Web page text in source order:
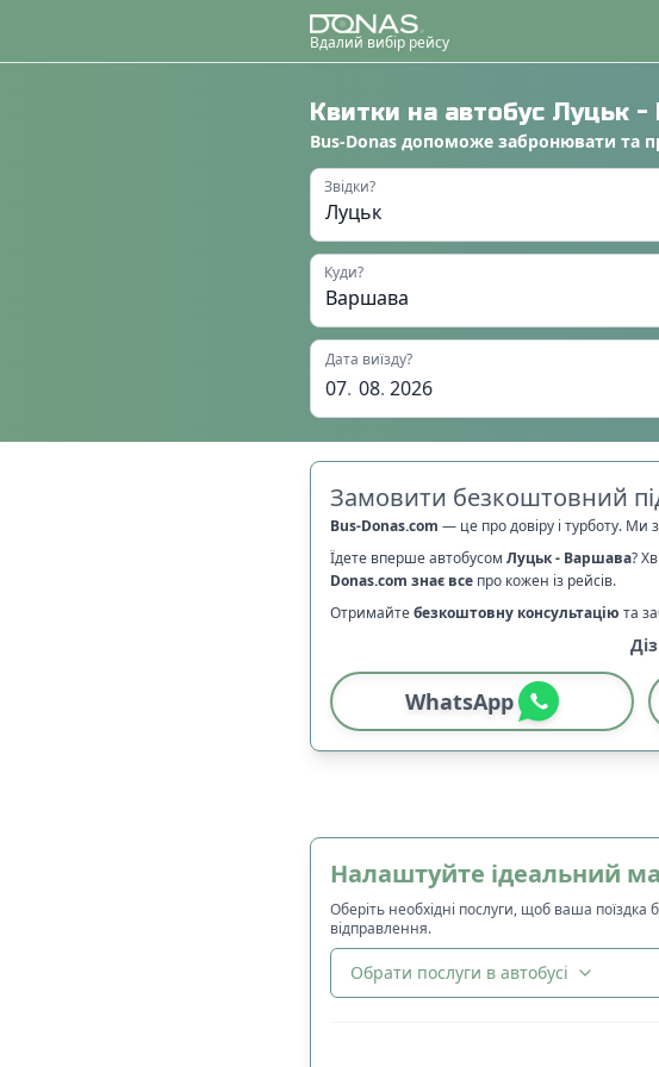
Вдалий вибір рейсу
Квитки на автобус Луцьк -
Bus-Donas допоможе забронювати та
Звідки?
Куди?
Дата виїзду?
07. 08. 2026
Замовити безкоштовний
Bus-Donas.com — це про довіру і турботу.
Їдете вперше автобусом Луцьк- Варшава?
Donas.com знає все про кожен із рейсів.
Отримайтебезкоштовну консультацію та
WhatsApp
Налаштуйте ідеальний
Оберіть необхідні послуги, щоб ваша
відправлення.
Обрати послуги в автобусі